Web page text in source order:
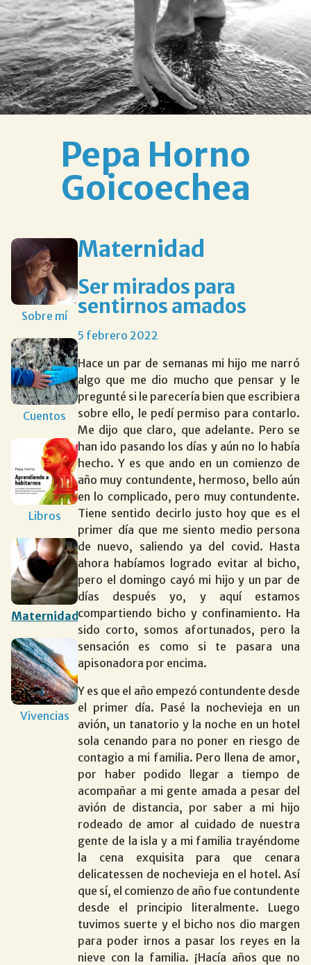
Pepa Horno
Goicoechea
Sobre mí
Cuentos
Libros
Maternidad
Vivencias
Maternidad
Ser mirados para
sentirnos amados
5 febrero 2022
Hace un par de semanas mi hijo me narró
algo que me dio mucho que pensar y le
pregunté si le parecería bien que escribiera
sobre ello, le pedí permiso para contarlo.
Me dijo que claro, que adelante. Pero se
han ido pasando los días y aún no lo había
hecho. Y es que ando en un comienzo de
año muy contundente, hermoso, bello aún
en lo complicado, pero muy contundente.
Tiene sentido decirlo justo hoy que es el
primer día que me siento medio persona
de nuevo, saliendo ya del covid. Hasta
ahora habíamos logrado evitar al bicho,
pero el domingo cayó mi hijo y un par de
días después yo, y aquí estamos
compartiendo bicho y confinamiento. Ha
sido corto, somos afortunados, pero la
sensación es como si te pasara una
apisonadora por encima.
Y es que el año empezó contundente desde
el primer día. Pasé la nochevieja en un
avión, un tanatorio y la noche en un hotel
sola cenando para no poner en riesgo de
contagio a mi familia. Pero llena de amor,
por haber podido llegar a tiempo de
acompañar a mi gente amada a pesar del
avión de distancia, por saber a mi hijo
rodeado de amor al cuidado de nuestra
gente de la isla y a mi familia trayéndome
la cena exquisita para que cenara
delicatessen de nochevieja en el hotel. Así
que sí, el comienzo de año fue contundente
desde el principio literalmente. Luego
tuvimos suerte y el bicho nos dio margen
para poder irnos a pasar los reyes en la
nieve con la familia. ¡Hacía años que no